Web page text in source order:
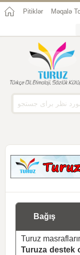
Pitiklər Məqalə
Bağış
Turuz
Turuza destek